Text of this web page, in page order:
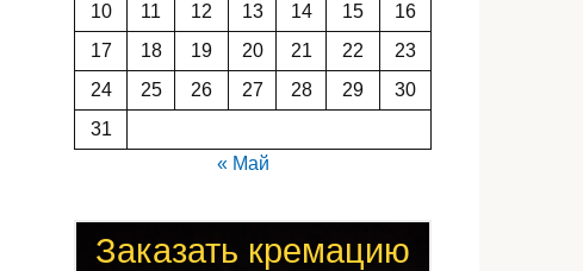
10
11 12 13 14 15
16
17
18 19 20 21 22
23
24
25 26 27 28 29
30
31
« Май
Заказать кремацию